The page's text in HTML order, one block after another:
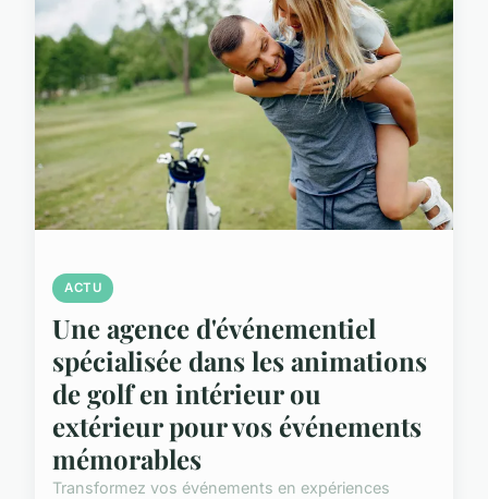
ACTU
Une agence d'événementiel
spécialisée dans les animations
de golf en intérieur ou
extérieur pour vos événements
mémorables
Transformez vos événements en expériences